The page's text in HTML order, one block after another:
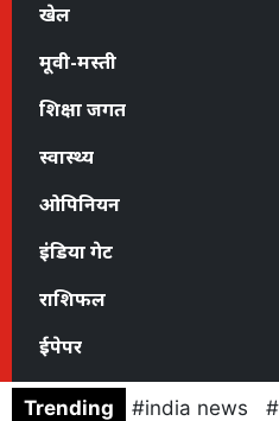
खेल
मूवी-मस्ती
शिक्षा जगत
स्वास्थ्य
ओपिनियन
इंडिया गेट
राशिफल
ईपेपर
Trending india news